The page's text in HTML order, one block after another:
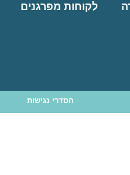
לקוחות מפרגנים
הסדרי נגישות